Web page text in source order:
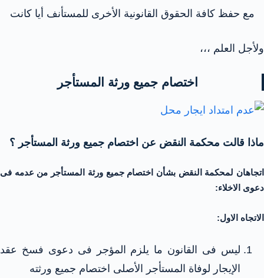
مع حفظ كافة الحقوق القانونية الأخرى للمستأنف أيا كانت
ولأجل العلم ،،،
اختصام جميع ورثة المستأجر
ماذا قالت محكمة النقض عن اختصام جميع ورثة المستأجر ؟
اتجاهان لمحكمة النقض بشأن اختصام جميع ورثة المستأجر من عدمه فى
دعوى الاخلاء:
الاتجاه الاول:
ليس فى القانون ما يلزم المؤجر فى دعوى فسخ عقد
الإيجار لوفاة المستأجر الأصلى اختصام جميع ورثته